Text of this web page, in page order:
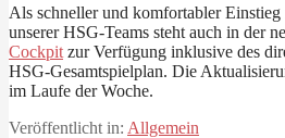
Als schneller und komfortabler
unserer HSG-Teams steht auch in der
Cockpit zur Verfügung inklusive des
HSG-Gesamtspielplan. Die
im Laufe der Woche.
Veröffentlicht in: Allgemein